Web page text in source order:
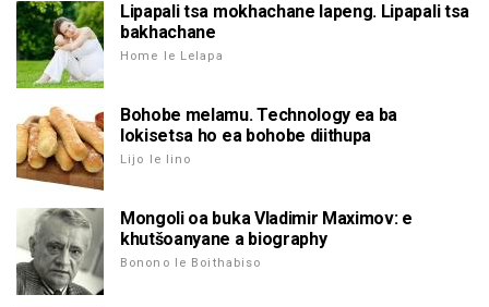
Lipapali tsa mokhachane lapeng. Lipapali tsa
bakhachane
Home le Lelapa
Bohobe melamu. Technology ea ba
lokisetsa ho ea bohobe diithupa
Lijo le lino
Mongoli oa buka Vladimir Maximov: e
khutšoanyane a biography
Bonono le Boithabiso